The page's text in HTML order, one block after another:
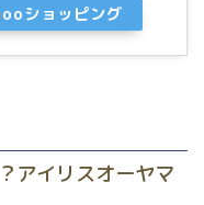
ショッピング
アイリスオーヤマ